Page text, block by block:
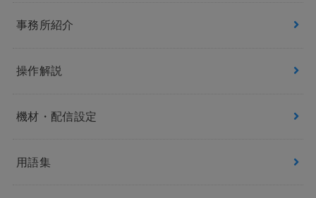
事務所紹介
操作解説
機材・配信設定
用語集